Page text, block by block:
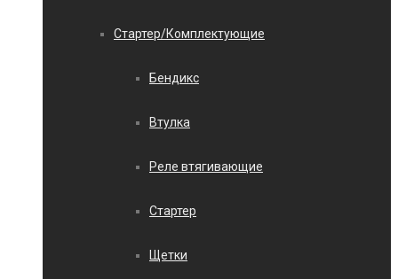
Стартер/Комплектующие
Бендикс
Втулка
Реле втягивающие
Стартер
Щетки